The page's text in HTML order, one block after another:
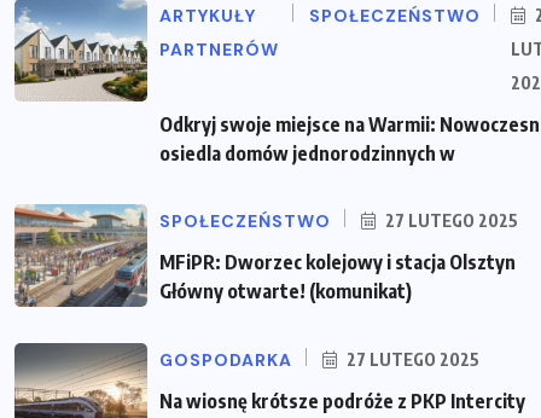
ARTYKUŁY
PARTNERÓW
SPOŁECZEŃSTWO
Odkryj swoje miejsce na Warmii:
osiedla domów jednorodzinnych w
SPOŁECZEŃSTWO 27 LUTEGO 2025
MFiPR: Dworzec kolejowy i stacja Olsztyn
Główny otwarte! (komunikat)
GOSPODARKA 27 LUTEGO 2025
Na wiosnę krótsze podróże z PKP Intercity